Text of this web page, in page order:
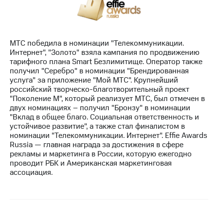
Достижения
Интервью
Финансовая
отчетность
Контакты
Пригласить
спикера
и акционерам
Корпоративное
управление
МТС победила в номинации "Телекоммуникации.
Интернет", "Золото" взяла кампания по продвижению
тарифного плана Smart Безлимитище. Оператор также
получил "Серебро" в номинации "Брендированная
услуга" за приложение "Мой МТС". Крупнейший
российский творческо-благотворительный проект
"Поколение М", который реализует МТС, был отмечен в
двух номинациях – получил "Бронзу" в номинации
"Вклад в общее благо. Социальная ответственность и
устойчивое развитие", а также стал финалистом в
номинации "Телекоммуникации. Интернет". Effie Awards
Russia — главная награда за достижения в сфере
рекламы и маркетинга в России, которую ежегодно
проводит РБК и Американская маркетинговая
ассоциация.